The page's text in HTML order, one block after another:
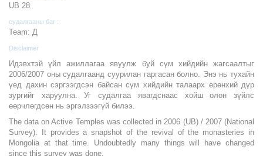
UB 28
судалгааны баг :
Team: Д
Disclaimer
Идэвхтэй үйл ажиллагаа явуулж буй сүм хийдийн жагсаалтыг
2006/2007 оны судалгаанд суурилан гаргасан болно. Энэ нь тухайн
үед дахин сэргээгдсэн байсан сүм хийдийн талаарх ерөнхий дүр
зургийг харуулна. Уг судалгаа явагдснаас хойш олон зүйлс
өөрчлөгдсөн нь эргэлзээгүй билээ.
The data on Active Temples was collected in 2006 (UB) / 2007 (National
Survey). It provides a snapshot of the revival of the monasteries in
Mongolia at that time. Undoubtedly many things will have changed
since this survey was done.